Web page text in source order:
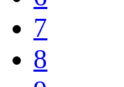
7
8